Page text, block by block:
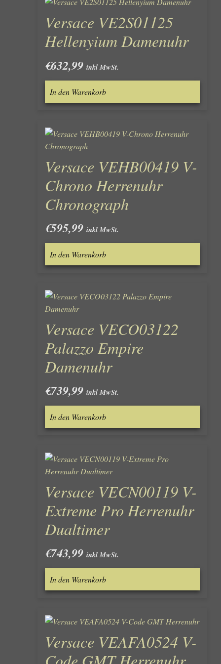
Versace VE2S01125
Hellenyium Damenuhr
€632,99 inkl MwSt.
In den Warenkorb
Versace VEHB00419 V-
Chrono Herrenuhr
Chronograph
€595,99 inkl MwSt.
In den Warenkorb
Versace VECO03122
Palazzo Empire
Damenuhr
€739,99 inkl MwSt.
In den Warenkorb
Versace VECN00119 V-
Extreme Pro Herrenuhr
Dualtimer
€743,99 inkl MwSt.
In den Warenkorb
Versace VEAFA0524 V-